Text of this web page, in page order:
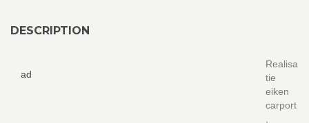
DESCRIPTION
ad
Realisa
tie
eiken
carport